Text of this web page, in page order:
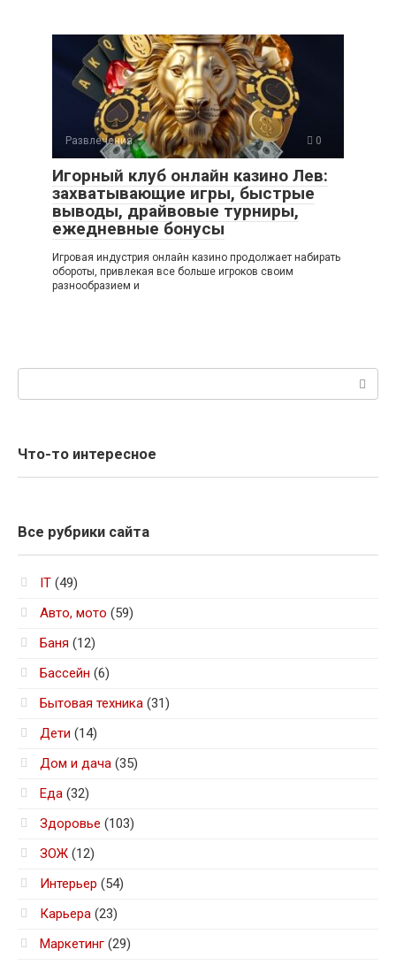
Развлечения 0
Игорный клуб онлайн казино Лев:
захватывающие игры, быстрые
выводы, драйвовые турниры,
ежедневные бонусы
Игровая индустрия онлайн казино продолжает набирать
обороты, привлекая все больше игроков своим
разнообразием и
Что-то интересное
Все рубрики сайта
IT (49)
Авто, мото (59)
Баня (12)
Бассейн (6)
Бытовая техника (31)
Дети (14)
Дом и дача (35)
Еда (32)
Здоровье (103)
ЗОЖ (12)
Интерьер (54)
Карьера (23)
Маркетинг (29)